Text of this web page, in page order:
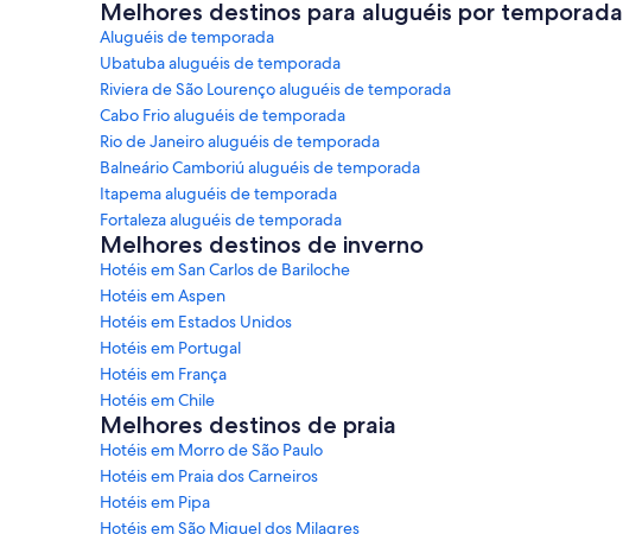
Melhores destinos para aluguéis por temporada
Aluguéis de temporada
Ubatuba aluguéis de temporada
Riviera de São Lourenço aluguéis de temporada
Cabo Frio aluguéis de temporada
Rio de Janeiro aluguéis de temporada
Balneário Camboriú aluguéis de temporada
Itapema aluguéis de temporada
Fortaleza aluguéis de temporada
Melhores destinos de inverno
Hotéis em San Carlos de Bariloche
Hotéis em Aspen
Hotéis em Estados Unidos
Hotéis em Portugal
Hotéis em França
Hotéis em Chile
Melhores destinos de praia
Hotéis em Morro de São Paulo
Hotéis em Praia dos Carneiros
Hotéis em Pipa
Hotéis em São Miguel dos Milagres